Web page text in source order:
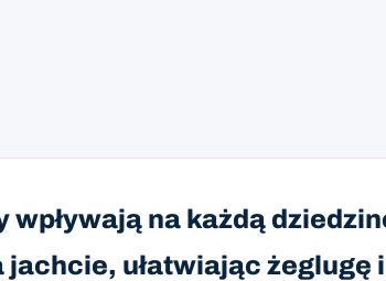
na każdą
ułatwiając żeglugę i